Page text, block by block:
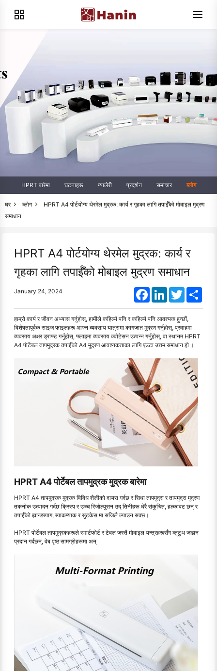
HPRT बारेमा घटनाहरू ग्यालेरी प्रदर्शन समाचार ब्लोग
घर ब्लोग
HPRT A4 पोर्टयोग्य थेरमेल मुद्रक: कार्य र गृहका लागि तपाईँको मोबाइल मुद्रण
समाधान
HPRT A4 पोर्टयोग्य थेरमेल मुद्रक: कार्य र
गृहका लागि तपाईँको मोबाइल मुद्रण समाधान
January 24, 2024 FacebookLinkedInTwitter
हाम्रो कार्य र जीवन अभ्यास गर्नुहोस्, हामीले कहिल्यै पनि र कहिल्यै पनि आवश्यक हुन्छौं,
विशेषतापूर्वक साइज फाइलहरू आफ्न व्यवसाय यात्रामा कागजात मुद्रण गर्नुहोस्, प्रवाहमा
व्यवसाय अक्षर ड्राफ्ट गर्नुहोस्, फ्लाइमा व्यवसाय क्वोटेसन उत्पन्न गर्नुहोस्, वा स्थानम HPRT
A4 पोर्टेबल तापमुद्रक तपाईँको A4 मुद्रण आवश्यकताका लागि एउटा उत्तम समाधान हो ।
HPRT A4 पोर्टेबल तापमुद्रक मुद्रक बारेमा
HPRT A4 तापमुद्रक मुद्रक विविध शैलीको दायरा गर्दछ र सिधा तापमुद्रा र तापमुद्रा मुद्रण
तकनीक उत्पादन गर्दछ क्रिस्प र उच्च रिजोल्युसन उद् तिनीहरू धेरै संकुचित, हल्कावट छन् र
तपाईँको ह्यान्डब्याग, ब्याकप्याक र सुटकेस मा सजिलै ल्याउन सक्छ।
HPRT पोर्टेबल तापमुद्रकहरूले स्मार्टफोर्ट र टेबल जस्तै मोबाइल यन्त्रहरूसँग ब्लुटुथ जडान
प्रदान गर्दछन्, वेब पृष्ठ सामग्रीहरूमा अन्